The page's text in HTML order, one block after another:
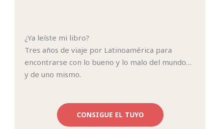
¿Ya leíste mi libro?
Tres años de viaje por Latinoamérica para
encontrarse con lo bueno y lo malo del mundo…
y de uno mismo.
CONSIGUE EL TUYO